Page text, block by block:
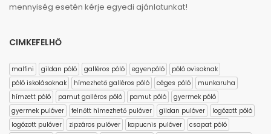
mennyiség esetén kérje egyedi ajánlatunkat!
CIMKEFELHŐ
malfini gildan póló galléros póló egyenpóló
póló ovisoknak
póló iskolásoknak
hímezhető galléros póló céges póló
munkaruha
hímzett póló
pamut galléros póló pamut póló
gyermek póló
gyermek pulóver
felnőtt hímezhető pulóver gildan pulóver
logózott póló
logózott pulóver
zipzáros pulóver kapucnis pulóver
csapat póló